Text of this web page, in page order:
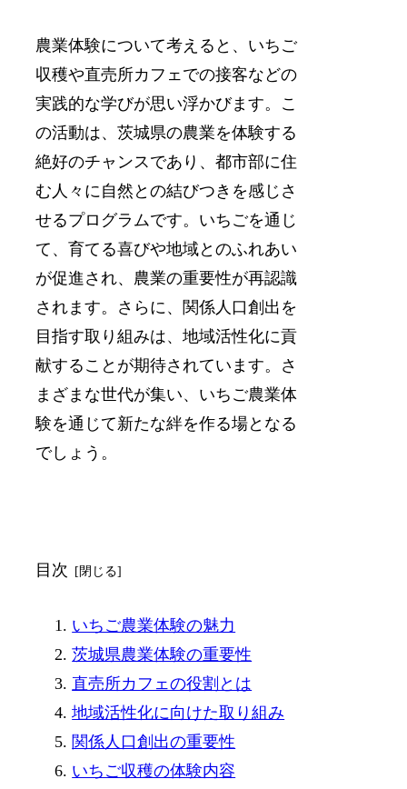
農業体験について考えると、いちご
収穫や直売所カフェでの接客などの
実践的な学びが思い浮かびます。こ
の活動は、茨城県の農業を体験する
絶好のチャンスであり、都市部に住
む人々に自然との結びつきを感じさ
せるプログラムです。いちごを通じ
て、育てる喜びや地域とのふれあい
が促進され、農業の重要性が再認識
されます。さらに、関係人口創出を
目指す取り組みは、地域活性化に貢
献することが期待されています。さ
まざまな世代が集い、いちご農業体
験を通じて新たな絆を作る場となる
でしょう。
目次
いちご農業体験の魅力
茨城県農業体験の重要性
直売所カフェの役割とは
地域活性化に向けた取り組み
関係人口創出の重要性
いちご収穫の体験内容